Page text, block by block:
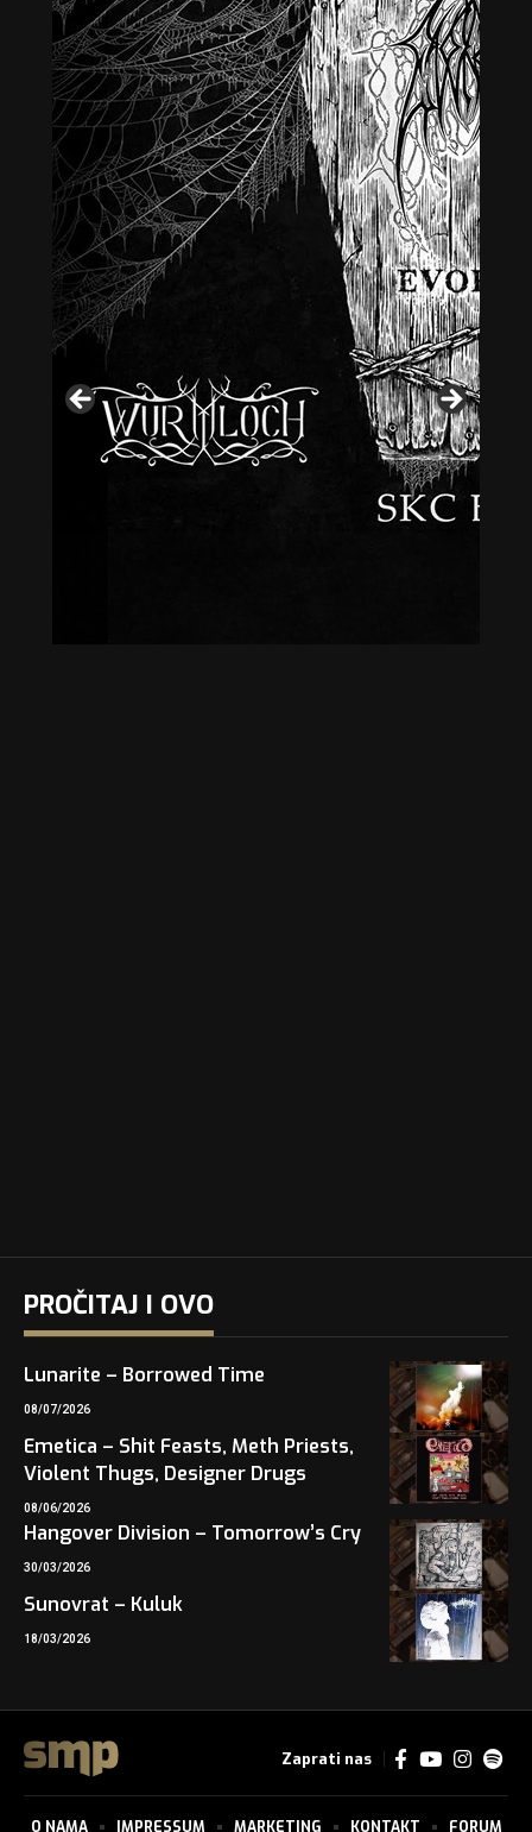
PROČITAJ I OVO
Lunarite – Borrowed Time
08/07/2026
Emetica – Shit Feasts, Meth Priests,
Violent Thugs, Designer Drugs
08/06/2026
Hangover Division – Tomorrow’s Cry
30/03/2026
Sunovrat – Kuluk
18/03/2026
Zaprati nas
O NAMA IMPRESSUM MARKETING KONTAKT FORUM